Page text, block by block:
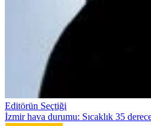
Editörün Seçtiği
İzmir hava durumu: Sıcaklık 35